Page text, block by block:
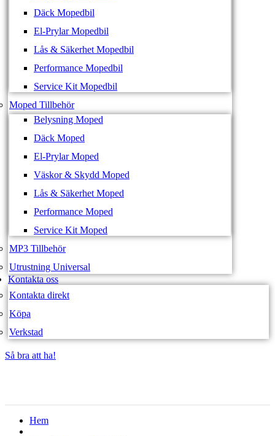
Däck Mopedbil
El-Prylar Mopedbil
Lås & Säkerhet Mopedbil
Performance Mopedbil
Service Kit Mopedbil
Moped Tillbehör
Belysning Moped
Däck Moped
El-Prylar Moped
Väskor & Skydd Moped
Lås & Säkerhet Moped
Performance Moped
Service Kit Moped
MP3 Tillbehör
Utrustning Universal
Kontakta oss
Kontakta direkt
Köpa
Verkstad
Så bra att ha!
Hem